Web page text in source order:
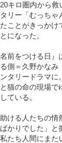
キロ圏内から
リー「むっち
ことがきっか
になった。
前をつける日』
側＝久野かな
タリードラマ
猫の命の現場
ている。
ける人たちの情
かりでした」
たち人間にま